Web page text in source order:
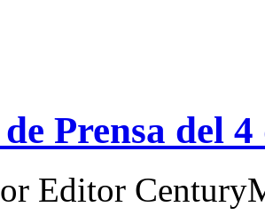
Prensa del
Editor